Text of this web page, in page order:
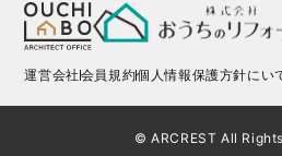
運営会社会員規約個人情報保護方針にい
© ARCREST All